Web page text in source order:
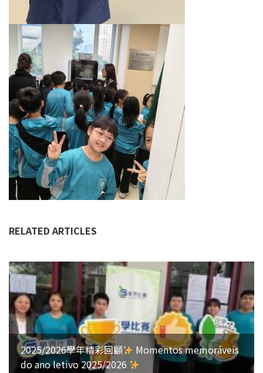
RELATED ARTICLES
2025/2026學年精彩回顧
Momentos memoráveis
do ano letivo 2025/2026